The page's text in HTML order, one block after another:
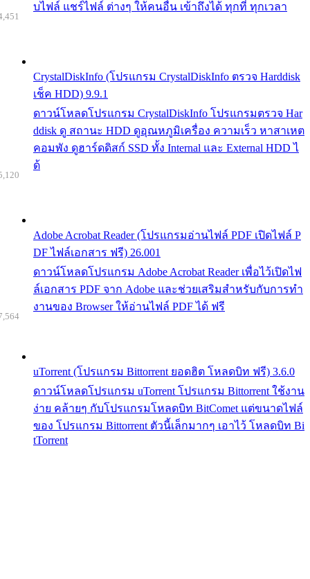
บไฟล์ แชร์ไฟล์ ต่างๆ ให้คนอื่น เข้าถึงได้ ทุกที่ ทุกเวลา
CrystalDiskInfo (โปรแกรม CrystalDiskInfo ตรวจ Harddisk
เช็ค HDD) 9.9.1
ดาวน์โหลดโปรแกรม CrystalDiskInfo โปรแกรมตรวจ Har
ddisk ดู สถานะ HDD ดูอุณหภูมิเครื่อง ความเร็ว หาสาเหต
คอมพัง ดูฮาร์ดดิสก์ SSD ทั้ง Internal และ External HDD ไ
ด้
Adobe Acrobat Reader (โปรแกรมอ่านไฟล์ PDF เปิดไฟล์ P
DF ไฟล์เอกสาร ฟรี) 26.001
ดาวน์โหลดโปรแกรม Adobe Acrobat Reader เพื่อไว้เปิดไฟ
ล์เอกสาร PDF จาก Adobe และช่วยเสริมสำหรับกับการทำ
งานของ Browser ให้อ่านไฟล์ PDF ได้ ฟรี
uTorrent (โปรแกรม Bittorrent ยอดฮิต โหลดบิท ฟรี) 3.6.0
ดาวน์โหลดโปรแกรม uTorrent โปรแกรม Bittorrent ใช้งาน
ง่าย คล้ายๆ กับโปรแกรมโหลดบิท BitComet แต่ขนาดไฟล์
ของ โปรแกรม Bittorrent ตัวนี้เล็กมากๆ เอาไว้ โหลดบิท Bi
tTorrent